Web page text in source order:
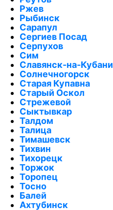
Ржев
Рыбинск
Сарапул
Сергиев Посад
Серпухов
Сим
Славянск-на-Кубани
Солнечногорск
Старая Купавна
Старый Оскол
Стрежевой
Сыктывкар
Талдом
Талица
Тимашевск
Тихвин
Тихорецк
Торжок
Торопец
Тосно
Балей
Ахтубинск